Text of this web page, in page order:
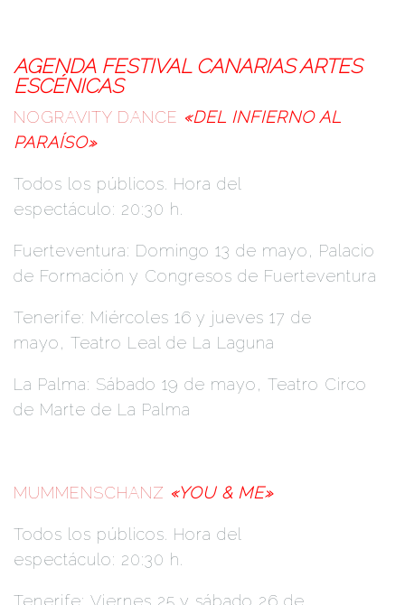
AGENDA FESTIVAL CANARIAS ARTES
ESCÉNICAS
NOGRAVITY DANCE «DEL INFIERNO AL
PARAÍSO»
Todos los públicos. Hora del
espectáculo: 20:30 h.
Fuerteventura: Domingo 13 de mayo, Palacio
de Formación y Congresos de Fuerteventura
Tenerife: Miércoles 16 y jueves 17 de
mayo, Teatro Leal de La Laguna
La Palma: Sábado 19 de mayo, Teatro Circo
de Marte de La Palma
MUMMENSCHANZ «YOU & ME»
Todos los públicos. Hora del
espectáculo: 20:30 h.
Tenerife: Viernes 25 y sábado 26 de